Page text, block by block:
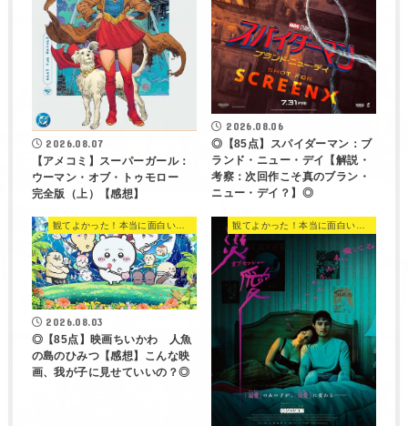
2026.08.07
【アメコミ】スーパーガール：
ウーマン・オブ・トゥモロー
完全版（上）【感想】
2026.08.06
◎【85点】スパイダーマン：ブ
ランド・ニュー・デイ【解説・
考察：次回作こそ真のブラン・
ニュー・デイ？】◎
2026.08.03
◎【85点】映画ちいかわ 人魚
の島のひみつ【感想】こんな映
画、我が子に見せていいの？◎